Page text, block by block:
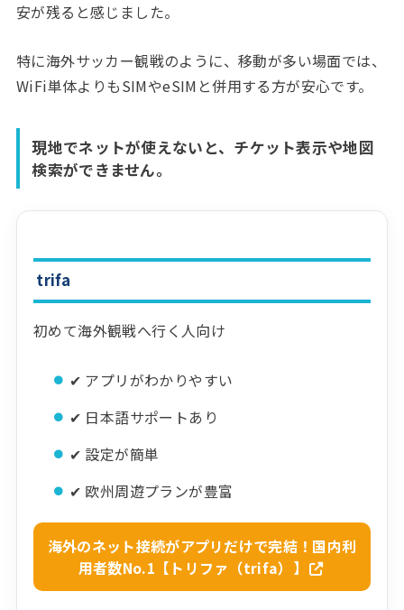
安が残ると感じました。
特に海外サッカー観戦のように、移動が多い場面では、
WiFi単体よりもSIMやeSIMと併用する方が安心です。
現地でネットが使えないと、チケット表示や地図
検索ができません。
trifa
初めて海外観戦へ行く人向け
✔ アプリがわかりやすい
✔ 日本語サポートあり
✔ 設定が簡単
✔ 欧州周遊プランが豊富
海外のネット接続がアプリだけで完結！国内利
用者数No.1【トリファ（trifa）】